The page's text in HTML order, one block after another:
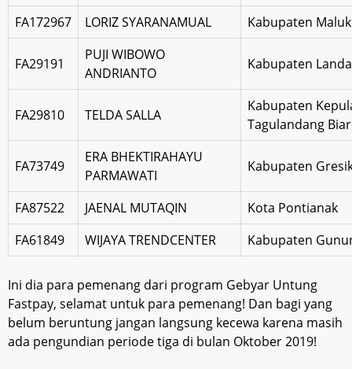
FA172967
LORIZ SYARANAMUAL Kabupaten
FA29191
PUJI WIBOWO
ANDRIANTO
Kabupaten
FA29810 TELDA SALLA
Kabupaten
Tagulandang
FA73749
ERA BHEKTIRAHAYU
PARMAWATI
Kabupaten
FA87522 JAENAL MUTAQIN
Kota Pontianak
FA61849
WIJAYA TRENDCENTER Kabupaten
Ini dia para pemenang dari program Gebyar Untung
Fastpay, selamat untuk para pemenang! Dan bagi yang
belum beruntung jangan langsung kecewa karena masih
ada pengundian periode tiga di bulan Oktober 2019!